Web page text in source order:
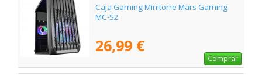
Caja Gaming Minitorre Mars Gaming
MC-S2
26,99 €
Comprar